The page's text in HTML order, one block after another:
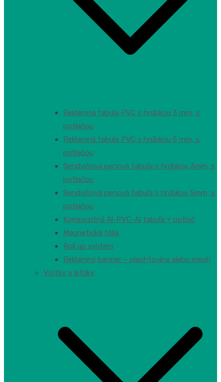
Reklamná tabula PVC s hrúbkou 3 mm, s
potlačou
Reklamná tabula PVC s hrúbkou 5 mm, s
potlačou
Sendvičová penová tabuľa s hrúbkou 3mm, s
potlačou
Sendvičová penová tabuľa s hrúbkou 5mm, s
potlačou
Kompozitná Al-PVC-Al tabuľa + potlač
Magnetická fólia
Roll up systém
Reklamný banner – plachtovina alebo mesh
Vizitky a letáky